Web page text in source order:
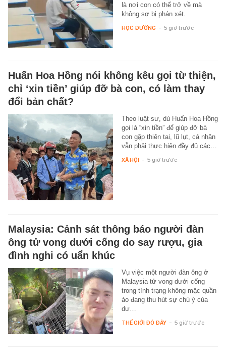
là nơi con có thể trở về mà
không sợ bị phán xét.
HỌC ĐƯỜNG - 5 giờ trước
Huấn Hoa Hồng nói không kêu gọi từ thiện,
chỉ ‘xin tiền’ giúp đỡ bà con, có làm thay
đổi bản chất?
Theo luật sư, dù Huấn Hoa Hồng
gọi là “xin tiền” để giúp đỡ bà
con gặp thiên tai, lũ lụt, cá nhân
vẫn phải thực hiện đầy đủ các…
XÃ HỘI - 5 giờ trước
Malaysia: Cảnh sát thông báo người đàn
ông tử vong dưới cống do say rượu, gia
đình nghi có uẩn khúc
Vụ việc một người đàn ông ở
Malaysia tử vong dưới cống
trong tình trạng không mặc quần
áo đang thu hút sự chú ý của
dư…
THẾ GIỚI ĐÓ ĐÂY - 5 giờ trước